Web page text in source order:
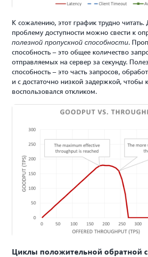
К сожалению, этот график трудно читать.
проблему доступности можно свести к
полезной пропускной способности.
способность – это общее количество
отправляемых на сервер за секунду.
способность – это часть запросов,
и с достаточно низкой задержкой, чтобы
воспользовался откликом.
Циклы положительной обратной